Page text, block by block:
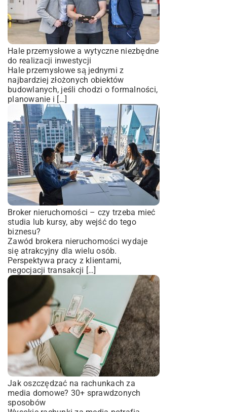
Hale przemysłowe a wytyczne niezbędne
do realizacji inwestycji
Hale przemysłowe są jednymi z
najbardziej złożonych obiektów
budowlanych, jeśli chodzi o formalności,
planowanie i […]
Broker nieruchomości – czy trzeba mieć
studia lub kursy, aby wejść do tego
biznesu?
Zawód brokera nieruchomości wydaje
się atrakcyjny dla wielu osób.
Perspektywa pracy z klientami,
negocjacji transakcji […]
Jak oszczędzać na rachunkach za
media domowe? 30+ sprawdzonych
sposobów